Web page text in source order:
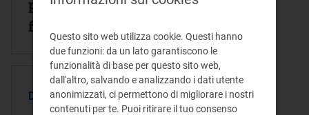
partecipazione dei clienti
finali di Paesi terzi, agli
investimenti in materia di
stoccaggio di gas naturale in
Italia. (11A02388)
DECRETO - (PUBBLICATO)
Questo sito web utilizza cookie. Questi hanno
due funzioni: da un lato garantiscono le
funzionalità di base per questo sito web,
dall'altro, salvando e analizzando i dati utente
anonimizzati, ci permettono di migliorare i nostri
contenuti per te. Puoi ritirare il tuo consenso